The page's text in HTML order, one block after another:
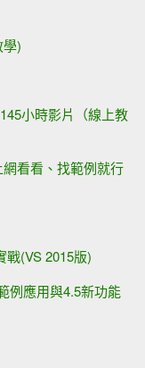
)
小時影片（線上教
看看、找範例就行
戰(VS 2015版)
例應用與4.5新功能